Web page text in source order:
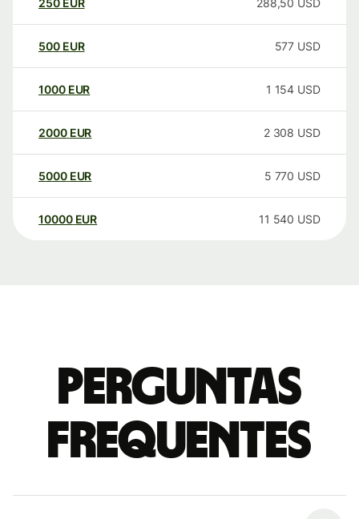
250 EUR 288,50 USD
500 EUR 577 USD
1000 EUR 1 154 USD
2000 EUR 2 308 USD
5000 EUR 5 770 USD
10000 EUR 11 540 USD
Perguntas
frequentes